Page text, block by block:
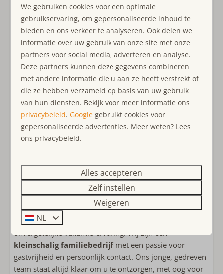
mogelijkheden rondom de Brouwersdam. Kortom, in het
gebied rondom de Kabbelaarsbank isgenoeg te
beleven
Waarom Ouddorp?
Ontdek al het moois van Ouddorp op het eiland Goeree-
Overflakkee, waar kust en natuur samenkomen. De
Noordzeebiedt volop mogelijkheden voor strandplezier
en watersport. Geniet van prachtige fietstochten en
wandelingenlangs de beste routes en verborgen
plekken. Hethistorische centrumvan Ouddorp biedt
een gezellige sfeer met een breed aanbod aan
bestemmingvoor een vakantie vol rust, avontuur en
gezelligheid.
Waarom Ouddorp Connection?
Kies voor
Ouddorp Connection
onvergetelijke vakantie-ervaring. Wij zijn een
kleinschalig familiebedrijfmet een passie voor
gastvrijheid en persoonlijk contact. Ons jonge, gedreven
team staat altijd klaar om u te ontzorgen, met oog voor
We gebruiken cookies voor een optimale
gebruikservaring, om gepersonaliseerde inhoud te
bieden en ons verkeer te analyseren. Ook delen we
informatie over uw gebruik van onze site met onze
partners voor social media, adverteren en analyse.
Deze partners kunnen deze gegevens combineren
met andere informatie die u aan ze heeft verstrekt of
die ze hebben verzameld op basis van uw gebruik
van hun diensten. Bekijk voor meer informatie ons
privacybeleid. Google gebruikt cookies voor
gepersonaliseerde advertenties. Meer weten? Lees
ons privacybeleid.
Alles accepteren
Zelf instellen
Weigeren
NL